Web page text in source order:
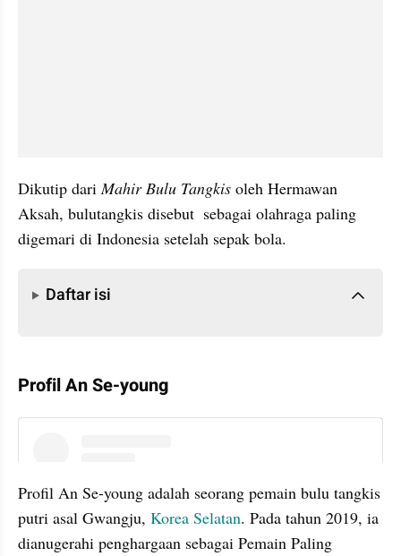
Dikutip dari Mahir Bulu Tangkis oleh Hermawan
Aksah, bulutangkis disebut  sebagai olahraga paling
digemari di Indonesia setelah sepak bola.
Daftar isi
Profil An Se-young
Profil An Se-young adalah seorang pemain bulu tangkis
putri asal Gwangju, Korea Selatan. Pada tahun 2019, ia
dianugerahi penghargaan sebagai Pemain Paling